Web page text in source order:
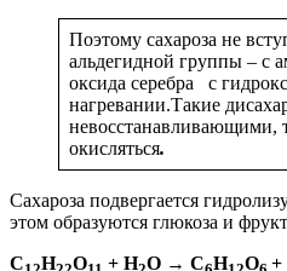
Поэтому сахароза не
альдегидной группы – с
оксида серебра с
нагревании.Такие
невосстанавливающими,
окисляться.
Сахароза подвергается
этом образуются глюкоза и
C
H O + H O → C H O +